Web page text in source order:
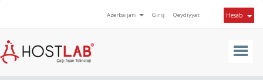
Azerbaijani Giriş Qeydiyyat Hesab